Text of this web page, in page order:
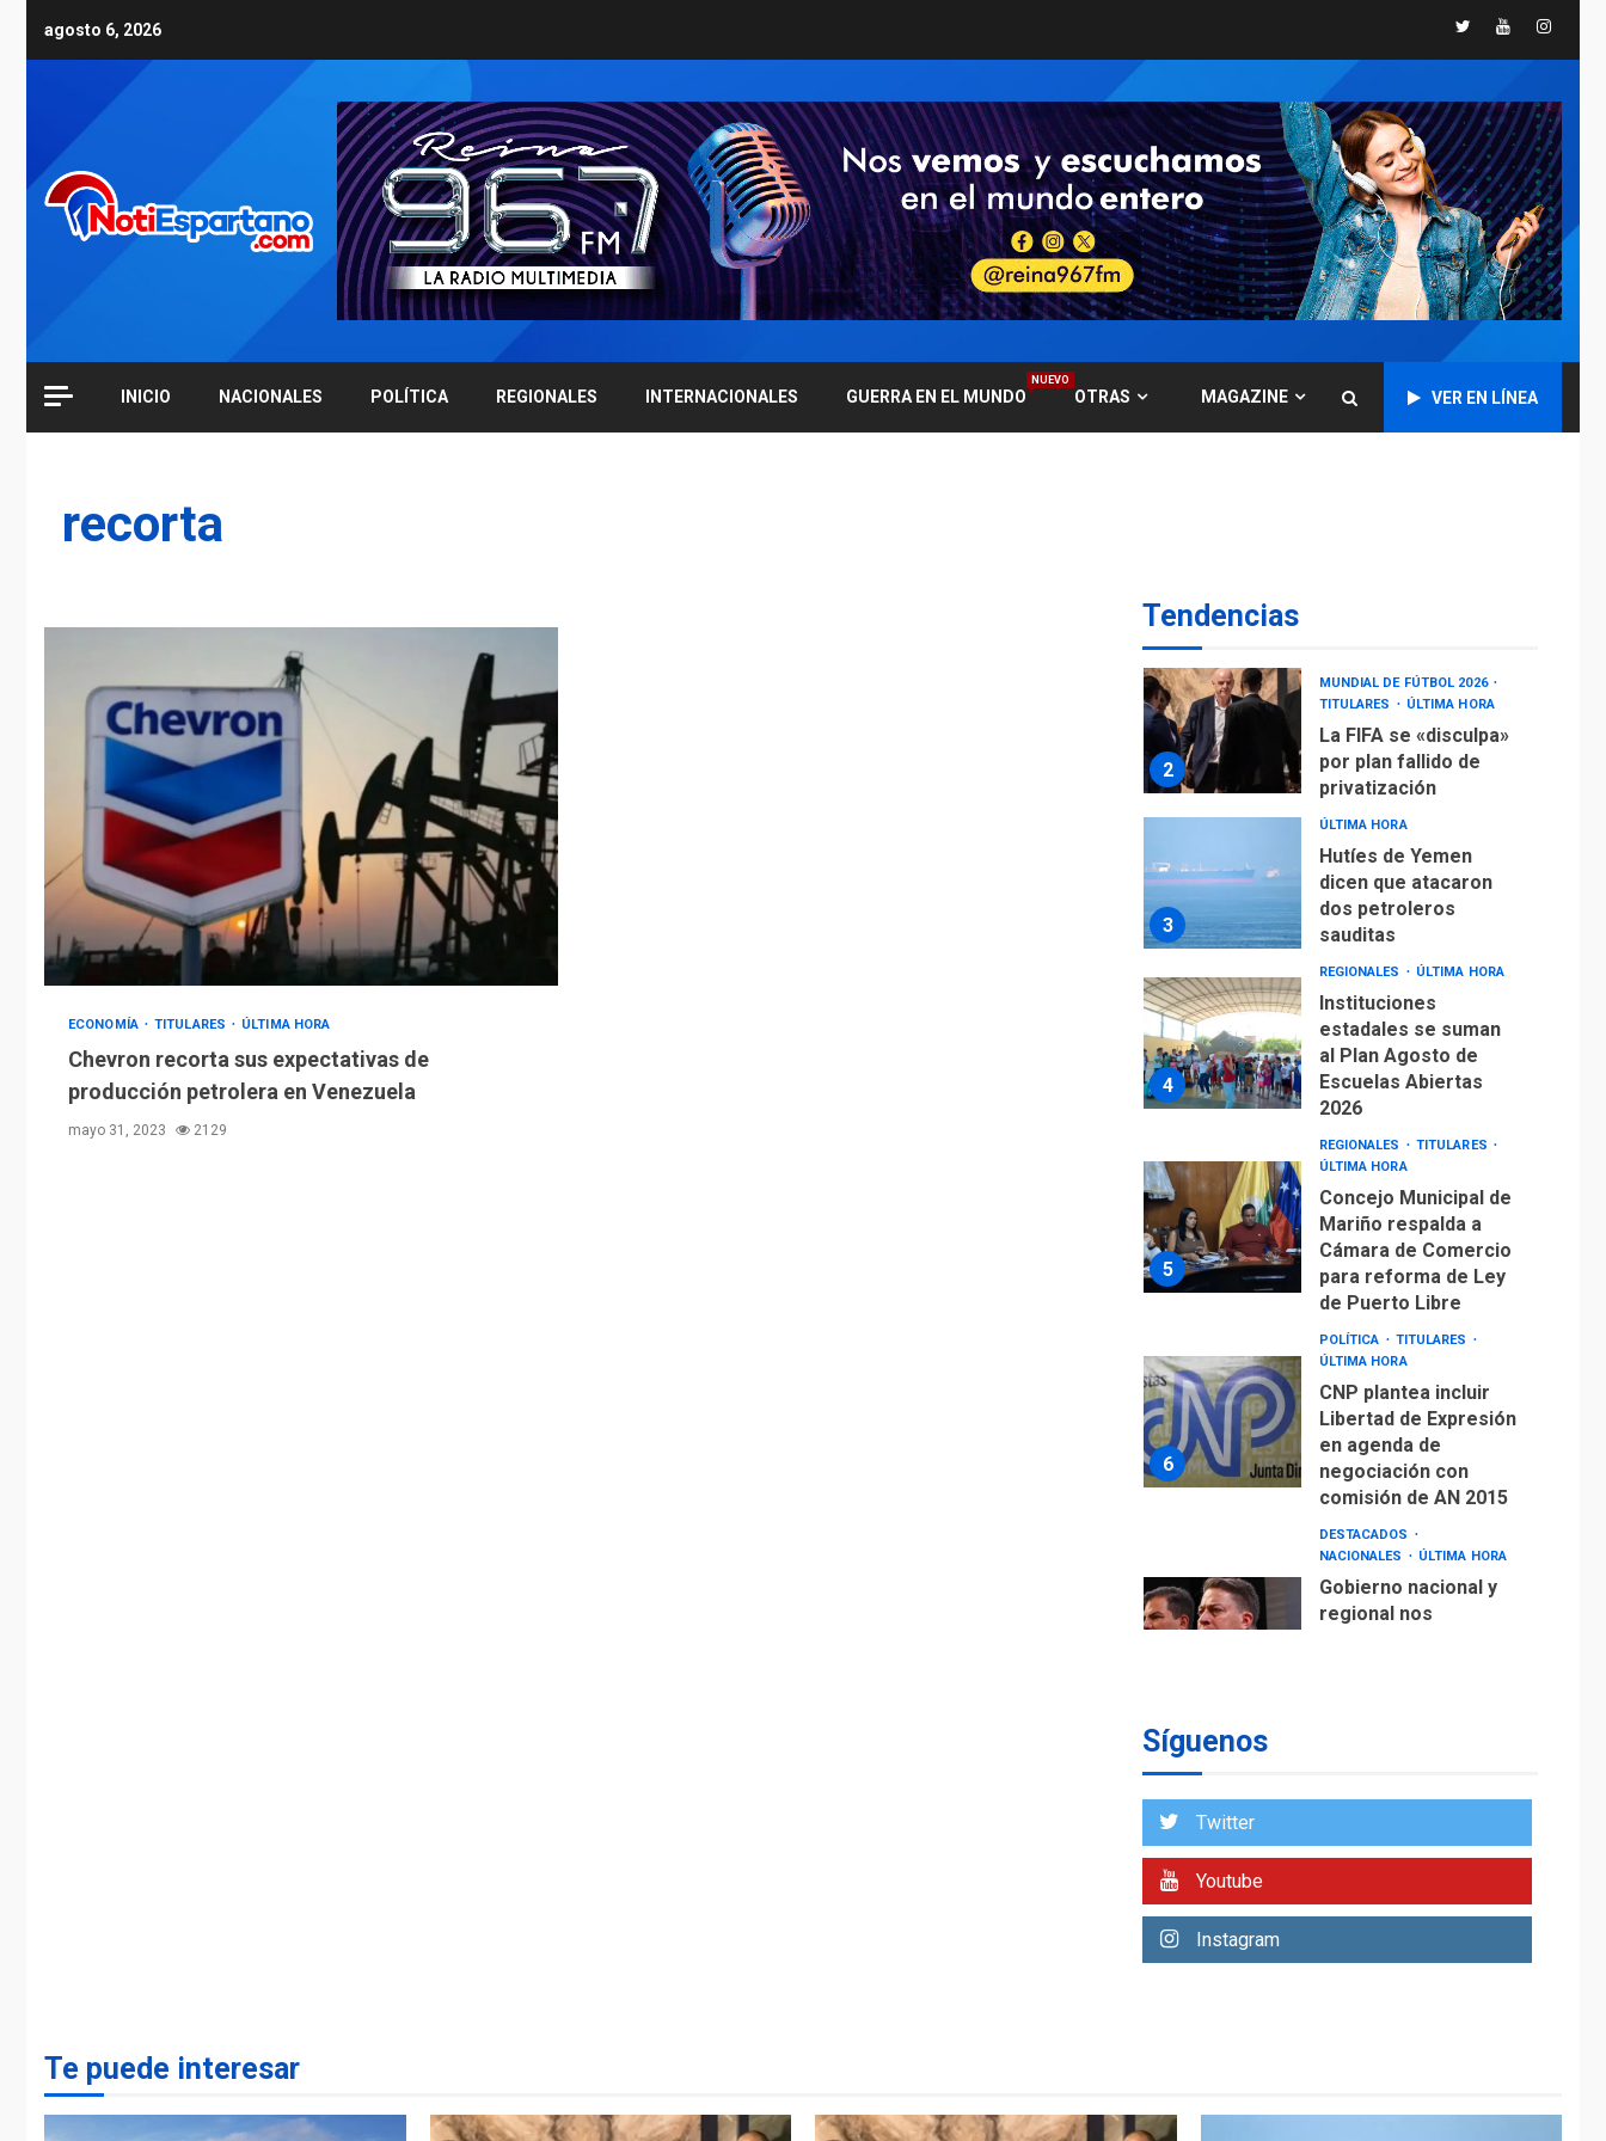
agosto 6, 2026 TwitterYoutube
INICIO NACIONALES POLÍTICA REGIONALES INTERNACIONALES GUERRA EN EL MUNDO
NUEVO
OTRAS MAGAZINE VER EN LÍNEA
recorta
ECONOMÍA TITULARES ÚLTIMA HORA
Chevron recorta sus expectativas de
producción petrolera en Venezuela
mayo 31, 2023 2129
Tendencias
6
TITULARES
CNP plantea incluir
Libertad de Expresión
en agenda de
negociación con
comisión de AN 2015
7
DESTACADOS
NACIONALES
ÚLTIMA HORA
Gobierno nacional y
regional nos
respaldaron desde el
primer momento tras
asegura Gustavo
Duque
2
MUNDIAL DE FÚTBOL 2026
TITULARES
ÚLTIMA HORA
La FIFA se «disculpa»
por plan fallido de
privatización
3
ÚLTIMA HORA
Hutíes de Yemen
dicen que atacaron
dos petroleros
sauditas
4
REGIONALES ÚLTIMA HORA
Instituciones
estadales se suman
al Plan Agosto de
Escuelas Abiertas
2026
5
REGIONALES
TITULARES
ÚLTIMA HORA
Concejo Municipal de
Mariño respalda a
Cámara de Comercio
para reforma de Ley
de Puerto Libre
6
POLÍTICA
TITULARES
ÚLTIMA HORA
CNP plantea incluir
Libertad de Expresión
en agenda de
negociación con
comisión de AN 2015
DESTACADOS
NACIONALES
ÚLTIMA HORA
Gobierno nacional y
regional nos
1
ÚLTIMA HORA
operaciones de carga
Aeropuerto de
Síguenos
Twitter
Youtube
Instagram
Te puede interesar